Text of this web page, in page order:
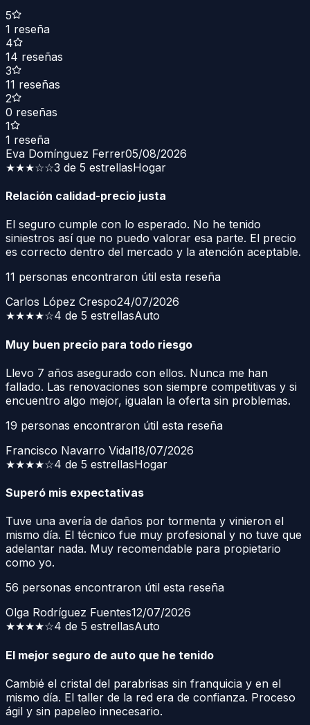
5
1 reseña
4
14 reseñas
3
11 reseñas
2
0 reseñas
1
1 reseña
Eva Domínguez Ferrer05/08/2026
★★★☆☆3 de 5 estrellasHogar
Relación calidad-precio justa
El seguro cumple con lo esperado. No he tenido
siniestros así que no puedo valorar esa parte. El precio
es correcto dentro del mercado y la atención aceptable.
11 personas encontraron útil esta reseña
Carlos López Crespo24/07/2026
★★★★☆4 de 5 estrellasAuto
Muy buen precio para todo riesgo
Llevo 7 años asegurado con ellos. Nunca me han
fallado. Las renovaciones son siempre competitivas y si
encuentro algo mejor, igualan la oferta sin problemas.
19 personas encontraron útil esta reseña
Francisco Navarro Vidal18/07/2026
★★★★☆4 de 5 estrellasHogar
Superó mis expectativas
Tuve una avería de daños por tormenta y vinieron el
mismo día. El técnico fue muy profesional y no tuve que
adelantar nada. Muy recomendable para propietario
como yo.
56 personas encontraron útil esta reseña
Olga Rodríguez Fuentes12/07/2026
★★★★☆4 de 5 estrellasAuto
El mejor seguro de auto que he tenido
Cambié el cristal del parabrisas sin franquicia y en el
mismo día. El taller de la red era de confianza. Proceso
ágil y sin papeleo innecesario.